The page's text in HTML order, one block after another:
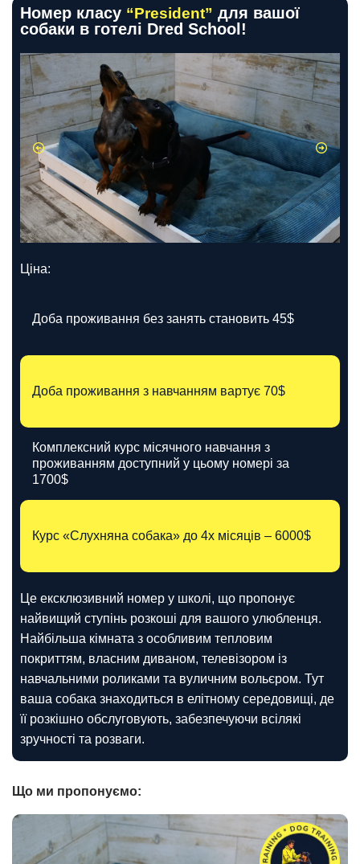
Номер класу “President” для вашої
собаки в готелі Dred School!
Ціна:
Доба проживання без занять становить 45$
Доба проживання з навчанням вартує 70$
Комплексний курс місячного навчання з
проживанням доступний у цьому номері за
1700$
Курс «Слухняна собака» до 4х місяців – 6000$
Це ексклюзивний номер у школі, що пропонує
найвищий ступінь розкоші для вашого улюбленця.
Найбільша кімната з особливим тепловим
покриттям, власним диваном, телевізором із
навчальними роликами та вуличним вольєром. Тут
ваша собака знаходиться в елітному середовищі, де
її розкішно обслуговують, забезпечуючи всілякі
зручності та розваги.
Що ми пропонуємо: